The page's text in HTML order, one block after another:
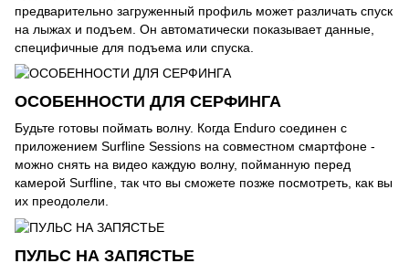
предварительно загруженный профиль может различать спуск
на лыжах и подъем. Он автоматически показывает данные,
специфичные для подъема или спуска.
ОСОБЕННОСТИ ДЛЯ СЕРФИНГА
Будьте готовы поймать волну. Когда Enduro соединен с
приложением Surfline Sessions на совместном смартфоне -
можно снять на видео каждую волну, пойманную перед
камерой Surfline, так что вы сможете позже посмотреть, как вы
их преодолели.
ПУЛЬС НА ЗАПЯСТЬЕ